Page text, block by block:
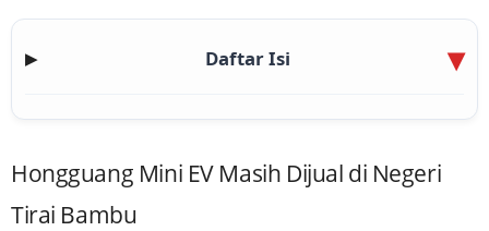
▶ Daftar Isi
Hongguang Mini EV Masih Dijual di Negeri
Tirai Bambu